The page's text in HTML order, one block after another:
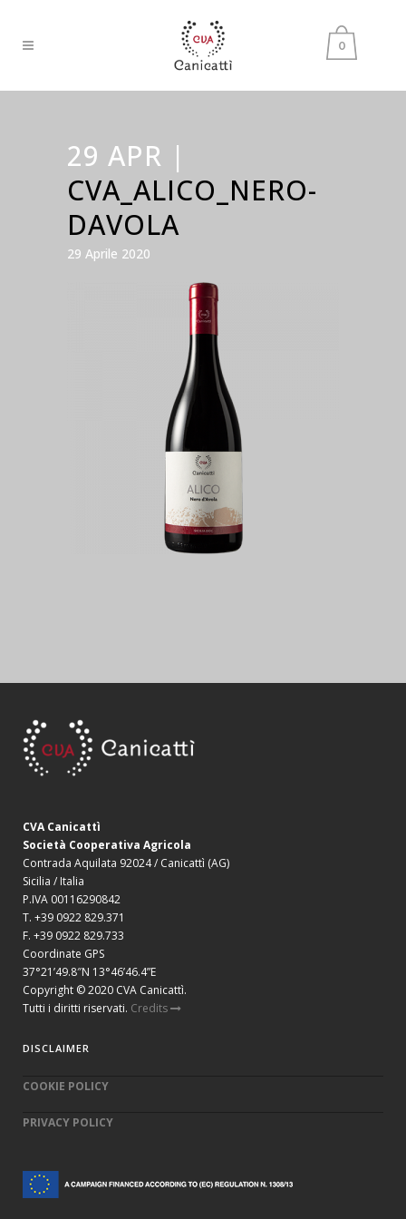
0
29 APR |
CVA_ALICO_NERO-
DAVOLA
29 Aprile 2020
CVA Canicattì
Società Cooperativa Agricola
Contrada Aquilata 92024 / Canicattì (AG)
Sicilia / Italia
P.IVA 00116290842
T. +39 0922 829.371
F. +39 0922 829.733
Coordinate GPS
37°21’49.8″N 13°46’46.4”E
Copyright © 2020 CVA Canicattì.
Tutti i diritti riservati. Credits
DISCLAIMER
COOKIE POLICY
PRIVACY POLICY